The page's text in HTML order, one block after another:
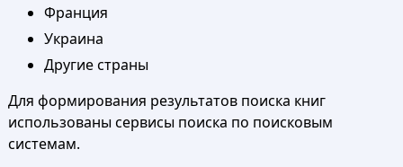
Франция
Украина
Другие страны
Для формирования результатов поиска книг
использованы сервисы поиска по поисковым
системам.